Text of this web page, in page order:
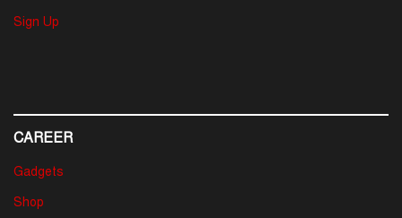
Sign Up
CAREER
Gadgets
Shop